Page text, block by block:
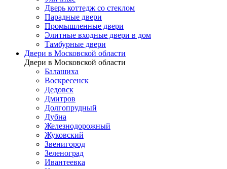
Дверь коттедж со стеклом
Парадные двери
Промышленные двери
Элитные входные двери в дом
Тамбурные двери
Двери в Московской области
Двери в Московской области
Балашиха
Воскресенск
Дедовск
Дмитров
Долгопрудный
Дубна
Железнодорожный
Жуковский
Звенигород
Зеленоград
Ивантеевка